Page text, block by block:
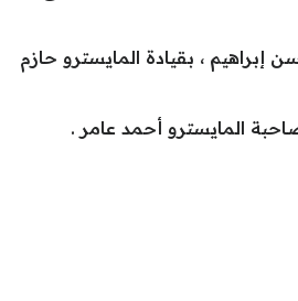
إبراهيم ، بقيادة المايسترو حازم